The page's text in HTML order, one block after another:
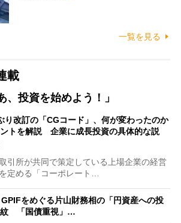
一覧を見る
載
、投資を始めよう！」
り改訂の「CGコード」、何が変わったのか
トを解説 企業に成長投資の具体的な説
引所が共同で策定している上場企業の経営
定める「コーポレート…
GPIFをめぐる片山財務相の「円資産への投
紋 「国債重視」…